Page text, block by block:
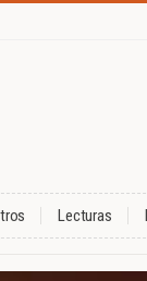
Lecturas